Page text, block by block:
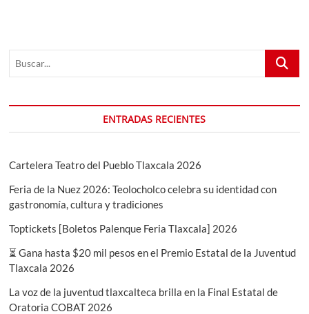
DE
DE
2024
Buscar...
ENTRADAS RECIENTES
Cartelera Teatro del Pueblo Tlaxcala 2026
Feria de la Nuez 2026: Teolocholco celebra su identidad con
gastronomía, cultura y tradiciones
Toptickets [Boletos Palenque Feria Tlaxcala] 2026
⏳ Gana hasta $20 mil pesos en el Premio Estatal de la Juventud
Tlaxcala 2026
La voz de la juventud tlaxcalteca brilla en la Final Estatal de
Oratoria COBAT 2026